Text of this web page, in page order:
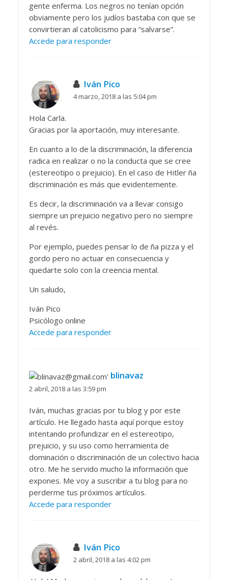
gente enferma. Los negros no tenían opción
obviamente pero los judíos bastaba con que se
convirtieran al catolicismo para “salvarse”.
Accede para responder
Iván Pico
4 marzo, 2018 a las 5:04 pm
Hola Carla.
Gracias por la aportación, muy interesante.
En cuanto a lo de la discriminación, la diferencia
radica en realizar o no la conducta que se cree
(estereotipo o prejuicio). En el caso de Hitler ña
discriminación es más que evidentemente.
Es decir, la discriminación va a llevar consigo
siempre un prejuicio negativo pero no siempre
al revés.
Por ejemplo, puedes pensar lo de ña pizza y el
gordo pero no actuar en consecuencia y
quedarte solo con la creencia mental.
Un saludo,
Iván Pico
Psicólogo online
Accede para responder
blinavaz
2 abril, 2018 a las 3:59 pm
Iván, muchas gracias por tu blog y por este
artículo. He llegado hasta aquí porque estoy
intentando profundizar en el estereotipo,
prejuicio, y su uso como herramienta de
dominación o discriminación de un colectivo hacia
otro. Me he servido mucho la información que
expones. Me voy a suscribir a tu blog para no
perderme tus próximos artículos.
Accede para responder
Iván Pico
2 abril, 2018 a las 4:02 pm